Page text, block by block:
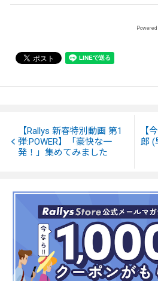
Powered
【Rallys 新春特別動画 第1
弾:POWER】「豪快な一
発！」集めてみました
【
郎 (